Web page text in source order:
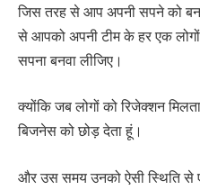
जिस तरह से आप अपनी सपने को
से आपको अपनी टीम के हर एक
सपना बनवा लीजिए।
क्योंकि जब लोगों को रिजेक्शन
बिजनेस को छोड़ देता हूं।
और उस समय उनको ऐसी स्थिति से